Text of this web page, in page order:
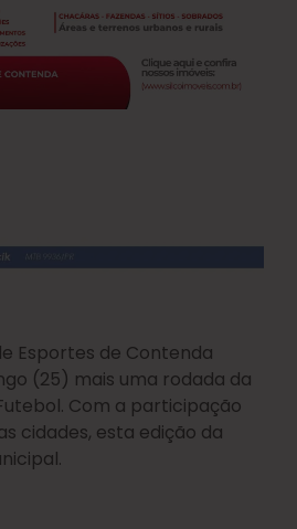
Esportes de Contenda
(25) mais uma rodada da
Com a participação
cidades, esta edição da